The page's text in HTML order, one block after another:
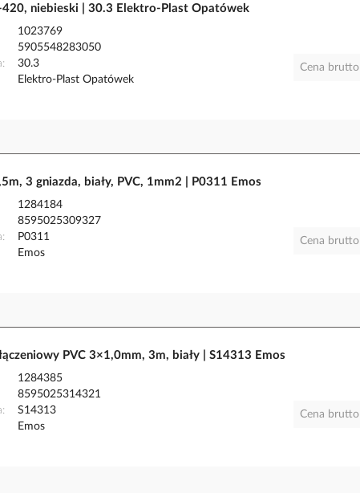
420, niebieski | 30.3 Elektro-Plast Opatówek
1023769
5905548283050
30.3
Elektro-Plast Opatówek
Cena brutto
3 gniazda, biały, PVC, 1mm2 | P0311 Emos
1284184
8595025309327
P0311
Emos
Cena brutto
PVC 3×1,0mm, 3m, biały | S14313 Emos
1284385
8595025314321
S14313
Emos
Cena brutto